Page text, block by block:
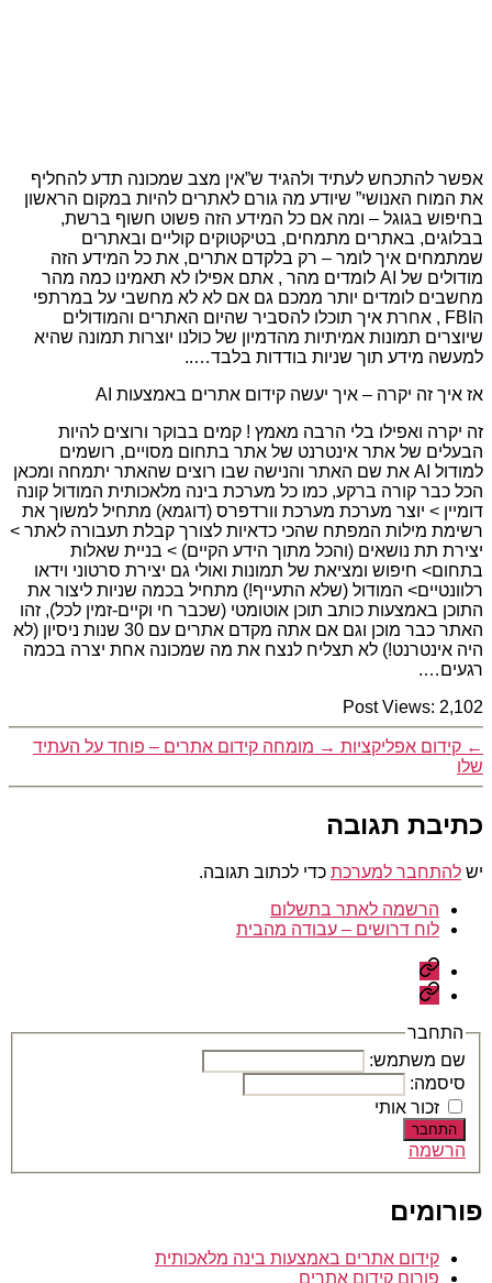
אפשר להתכחש לעתיד ולהגיד ש”אין מצב שמכונה תדע להחליף
את המוח האנושי” שיודע מה גורם לאתרים להיות במקום הראשון
בחיפוש בגוגל – ומה אם כל המידע הזה פשוט חשוף ברשת,
בבלוגים, באתרים מתמחים, בטיקטוקים קוליים ובאתרים
שמתמחים איך לומר – רק בלקדם אתרים, את כל המידע הזה
מודולים של AI לומדים מהר , אתם אפילו לא תאמינו כמה מהר
מחשבים לומדים יותר ממכם גם אם לא לא מחשבי על במרתפי
הFBI , אחרת איך תוכלו להסביר שהיום האתרים והמודולים
שיוצרים תמונות אמיתיות מהדמיון של כולנו יוצרות תמונה שהיא
למעשה מידע תוך שניות בודדות בלבד…..
אז איך זה יקרה – איך יעשה קידום אתרים באמצעות AI
זה יקרה ואפילו בלי הרבה מאמץ ! קמים בבוקר ורוצים להיות
הבעלים של אתר אינטרנט של אתר בתחום מסויים, רושמים
למודול AI את שם האתר והנישה שבו רוצים שהאתר יתמחה ומכאן
הכל כבר קורה ברקע, כמו כל מערכת בינה מלאכותית המודול קונה
דומיין > יוצר מערכת מערכת וורדפרס (דוגמא) מתחיל למשוך את
רשימת מילות המפתח שהכי כדאיות לצורך קבלת תעבורה לאתר >
יצירת תת נושאים (והכל מתוך הידע הקיים) > בניית שאלות
בתחום> חיפוש ומציאת של תמונות ואולי גם יצירת סרטוני וידאו
רלוונטיים> המודול (שלא התעייף!) מתחיל בכמה שניות ליצור את
התוכן באמצעות כותב תוכן אוטומטי (שכבר חי וקיים-זמין לכל), זהו
האתר כבר מוכן וגם אם אתה מקדם אתרים עם 30 שנות ניסיון (לא
היה אינטרנט!) לא תצליח לנצח את מה שמכונה אחת יצרה בכמה
רגעים….
Post Views: 2,102
← קידום אפליקציות → מומחה קידום אתרים – פוחד על העתיד
שלו
כתיבת תגובה
יש להתחבר למערכת כדי לכתוב תגובה.
הרשמה לאתר בתשלום
לוח דרושים – עבודה מהבית
הרשמה
לאתר
בתשלום
לוח
דרושים
–
מהבית
התחבר
שם משתמש:
סיסמה:
זכור אותי
התחבר
הרשמה
פורומים
קידום אתרים באמצעות בינה מלאכותית
פורום קידום אתרים